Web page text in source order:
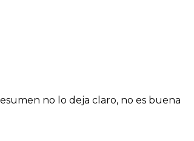
no lo deja claro, no es buena